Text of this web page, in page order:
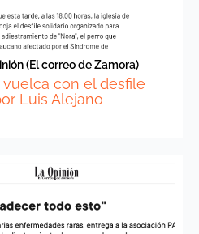
(El correo de Zamora)
con el desfile
Luis Alejano